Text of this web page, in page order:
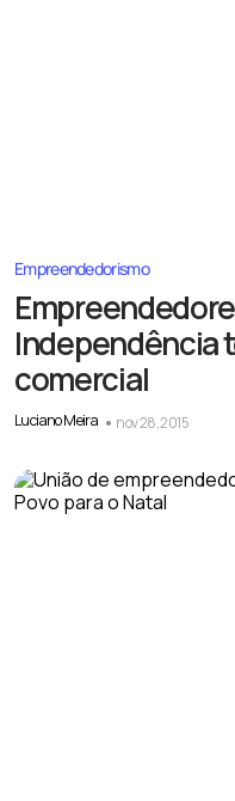
Empreendedorismo
Independência
comercial
Luciano Meira nov 28, 2015